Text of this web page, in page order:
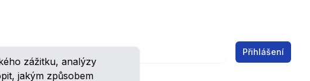
zážitku, analýzy
jakým způsobem
akcích.
Email address Přihlášení